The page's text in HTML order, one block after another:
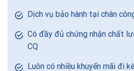
Dịch vụ bảo hành tại chân
Có đầy đủ chứng nhận chất
CQ
Luôn có nhiều khuyến mãi đi